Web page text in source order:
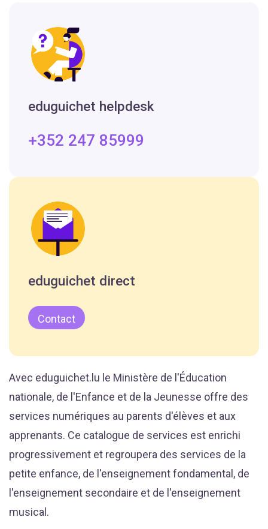
eduguichet helpdesk
+352 247 85999
eduguichet direct
Contact
Avec eduguichet.lu le Ministère de l'Éducation
nationale, de l'Enfance et de la Jeunesse offre des
services numériques au parents d'élèves et aux
apprenants. Ce catalogue de services est enrichi
progressivement et regroupera des services de la
petite enfance, de l'enseignement fondamental, de
l'enseignement secondaire et de l'enseignement
musical.